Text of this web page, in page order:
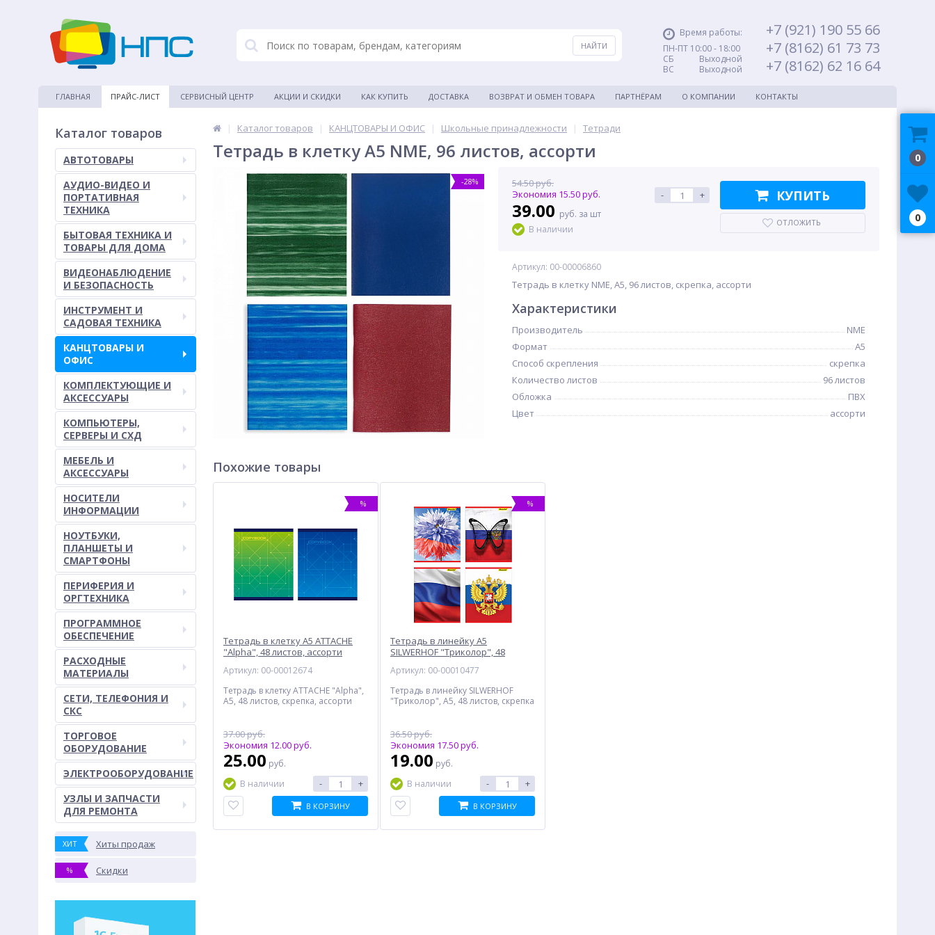
Время работы:
ПН-ПТ 10:00 - 18:00
СБ Выходной
ВС Выходной
+7 (921) 190 55 66
+7 (8162) 61 73 73
+7 (8162) 62 16 64
ГЛАВНАЯ ПРАЙС-ЛИСТ СЕРВИСНЫЙ ЦЕНТР АКЦИИ И СКИДКИ КАК КУПИТЬ ДОСТАВКА ВОЗВРАТ И ОБМЕН ТОВАРА ПАРТНЁРАМ О КОМПАНИИ КОНТАКТЫ
Каталог товаров
АВТОТОВАРЫ
АУДИО-ВИДЕО И
ПОРТАТИВНАЯ
ТЕХНИКА
БЫТОВАЯ ТЕХНИКА И
ТОВАРЫ ДЛЯ ДОМА
ВИДЕОНАБЛЮДЕНИЕ
И БЕЗОПАСНОСТЬ
ИНСТРУМЕНТ И
САДОВАЯ ТЕХНИКА
КАНЦТОВАРЫ И
ОФИС
КОМПЛЕКТУЮЩИЕ И
АКСЕССУАРЫ
КОМПЬЮТЕРЫ,
СЕРВЕРЫ И СХД
МЕБЕЛЬ И
АКСЕССУАРЫ
НОСИТЕЛИ
ИНФОРМАЦИИ
НОУТБУКИ,
ПЛАНШЕТЫ И
СМАРТФОНЫ
ПЕРИФЕРИЯ И
ОРГТЕХНИКА
ПРОГРАММНОЕ
ОБЕСПЕЧЕНИЕ
РАСХОДНЫЕ
МАТЕРИАЛЫ
СЕТИ, ТЕЛЕФОНИЯ И
СКС
ТОРГОВОЕ
ОБОРУДОВАНИЕ
ЭЛЕКТРООБОРУДОВАНИЕ
УЗЛЫ И ЗАПЧАСТИ
ДЛЯ РЕМОНТА
ХИТ Хиты продаж
% Скидки
| Каталог товаров | КАНЦТОВАРЫ И ОФИС | Школьные принадлежности | Тетради
Тетрадь в клетку A5 NME, 96 листов, ассорти
-28%
54.50 руб.
Экономия 15.50 руб.
39.00 руб. за шт
В наличии
- + КУПИТЬ
ОТЛОЖИТЬ
Артикул: 00-00006860
Тетрадь в клетку NME, A5, 96 листов, скрепка, ассорти
Характеристики
Производитель
NME
Формат
A5
Способ скрепления
скрепка
Количество листов
96 листов
Обложка
ПВХ
Цвет
ассорти
Похожие товары
%
Тетрадь в клетку A5 ATTACHE
"Alpha", 48 листов, ассорти
Артикул: 00-00012674
Тетрадь в клетку ATTACHE "Alpha",
A5, 48 листов, скрепка, ассорти
37.00 руб.
Экономия 12.00 руб.
25.00 руб.
В наличии
- +
В КОРЗИНУ
%
Тетрадь в линейку A5
SILWERHOF "Триколор", 48
Артикул: 00-00010477
Тетрадь в линейку SILWERHOF
"Триколор", A5, 48 листов, скрепка
36.50 руб.
Экономия 17.50 руб.
19.00 руб.
В наличии
- +
В КОРЗИНУ
0
0